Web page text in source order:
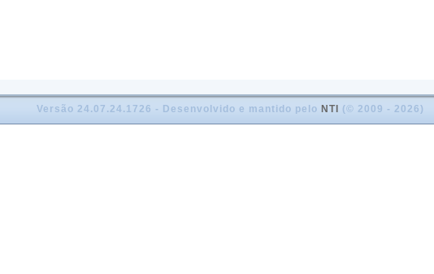
Versão 24.07.24.1726 - Desenvolvido e mantido pelo NTI (© 2009 - 2026)